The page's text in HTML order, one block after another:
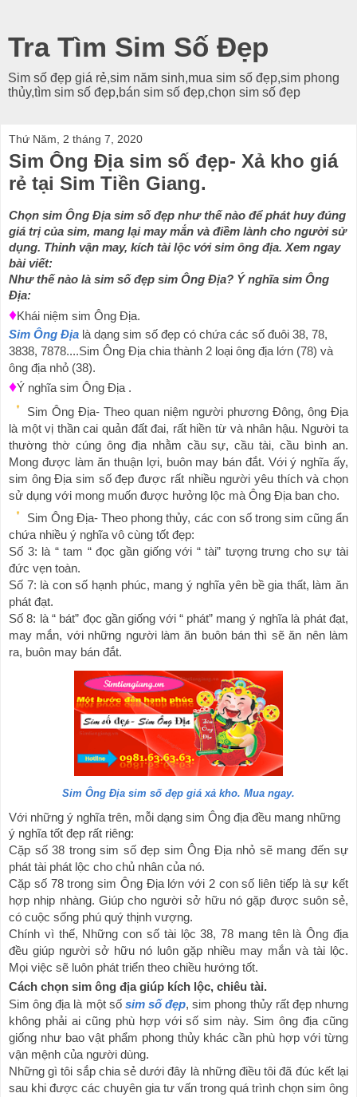
Tra Tìm Sim Số Đẹp
Sim số đẹp giá rẻ,sim năm sinh,mua sim số đẹp,sim phong
thủy,tìm sim số đẹp,bán sim số đẹp,chọn sim số đẹp
Thứ Năm, 2 tháng 7, 2020
Sim Ông Địa sim số đẹp- Xả kho giá
rẻ tại Sim Tiền Giang.
Chọn sim Ông Địa sim số đẹp như thế nào để phát huy đúng
giá trị của sim, mang lại may mắn và điềm lành cho người sử
dụng. Thỉnh vận may, kích tài lộc với sim ông địa. Xem ngay
bài viết:
Như thế nào là sim số đẹp sim Ông Địa? Ý nghĩa sim Ông
Địa:
♦Khái niệm sim Ông Địa.
Sim Ông Địa là dạng sim số đẹp có chứa các số đuôi 38, 78,
3838, 7878....Sim Ông Địa chia thành 2 loại ông địa lớn (78) và
ông địa nhỏ (38).
♦Ý nghĩa sim Ông Địa .
Sim Ông Địa- Theo quan niệm người phương Đông, ông Địa
là một vị thần cai quản đất đai, rất hiền từ và nhân hậu. Người ta
thường thờ cúng ông địa nhằm cầu sự, cầu tài, cầu bình an.
Mong được làm ăn thuận lợi, buôn may bán đắt. Với ý nghĩa ấy,
sim ông Địa sim số đẹp được rất nhiều người yêu thích và chọn
sử dụng với mong muốn được hưởng lộc mà Ông Địa ban cho.
Sim Ông Địa- Theo phong thủy, các con số trong sim cũng ẩn
chứa nhiều ý nghĩa vô cùng tốt đẹp:
Số 3: là “ tam “ đọc gần giống với “ tài” tượng trưng cho sự tài
đức vẹn toàn.
Số 7: là con số hạnh phúc, mang ý nghĩa yên bề gia thất, làm ăn
phát đạt.
Số 8: là “ bát” đọc gần giống với “ phát” mang ý nghĩa là phát đạt,
may mắn, với những người làm ăn buôn bán thì sẽ ăn nên làm
ra, buôn may bán đắt.
Sim Ông Địa sim số đẹp giá xả kho. Mua ngay.
Với những ý nghĩa trên, mỗi dạng sim Ông địa đều mang những
ý nghĩa tốt đẹp rất riêng:
Cặp số 38 trong sim số đẹp sim Ông Địa nhỏ sẽ mang đến sự
phát tài phát lộc cho chủ nhân của nó.
Cặp số 78 trong sim Ông Địa lớn với 2 con số liên tiếp là sự kết
hợp nhịp nhàng. Giúp cho người sở hữu nó gặp được suôn sẻ,
có cuộc sống phú quý thịnh vượng.
Chính vì thế, Những con số tài lộc 38, 78 mang tên là Ông địa
đều giúp người sở hữu nó luôn gặp nhiều may mắn và tài lộc.
Mọi việc sẽ luôn phát triển theo chiều hướng tốt.
Cách chọn sim ông địa giúp kích lộc, chiêu tài.
Sim ông địa là một số sim số đẹp, sim phong thủy rất đẹp nhưng
không phải ai cũng phù hợp với số sim này. Sim ông địa cũng
giống như bao vật phẩm phong thủy khác cần phù hợp với từng
vận mệnh của người dùng.
Những gì tôi sắp chia sẻ dưới đây là những điều tôi đã đúc kết lại
sau khi được các chuyên gia tư vấn trong quá trình chọn sim ông